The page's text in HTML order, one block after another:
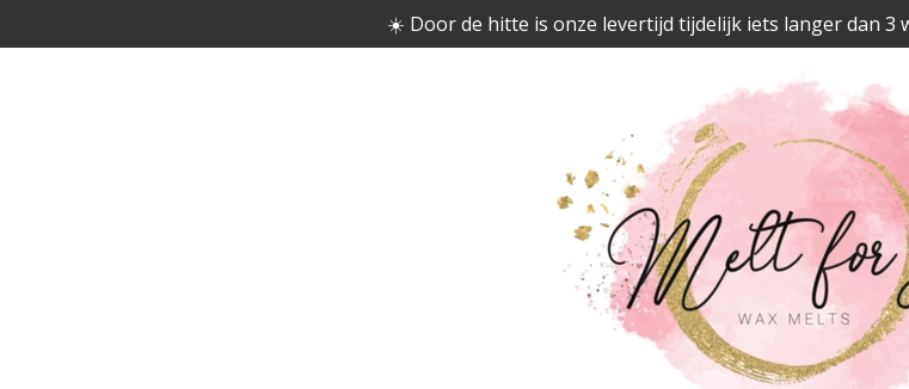
direct
☀️ Door de hitte is onze levertijd tijdelijk iets langer dan 3